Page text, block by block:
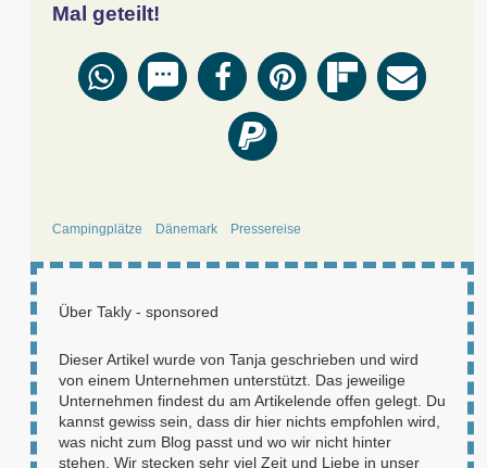
Mal geteilt!
Campingplätze Dänemark Pressereise
Über Takly - sponsored
Dieser Artikel wurde von Tanja geschrieben und wird
von einem Unternehmen unterstützt. Das jeweilige
Unternehmen findest du am Artikelende offen gelegt. Du
kannst gewiss sein, dass dir hier nichts empfohlen wird,
was nicht zum Blog passt und wo wir nicht hinter
stehen. Wir stecken sehr viel Zeit und Liebe in unser